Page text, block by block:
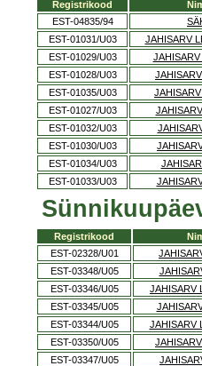
Registrikood
EST-04835/94
EST-01031/U03
JAHISARV
EST-01029/U03
EST-01028/U03
EST-01035/U03
EST-01027/U03
EST-01032/U03
EST-01030/U03
EST-01034/U03
EST-01033/U03
Registrikood
EST-02328/U01
EST-03348/U05
EST-03346/U05
JAHISARV
EST-03345/U05
EST-03344/U05
JAHISARV
EST-03350/U05
EST-03347/U05